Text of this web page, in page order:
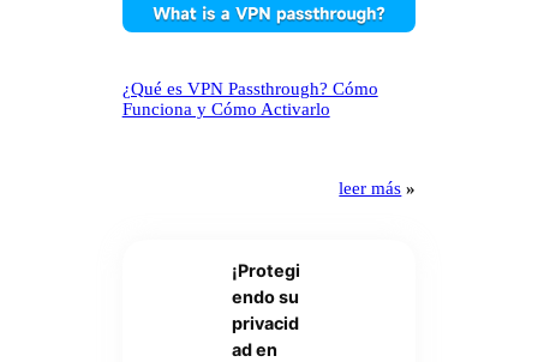
¿Qué es VPN Passthrough? Cómo
Funciona y Cómo Activarlo
leer más »
¡Protegi
endo su
privacid
ad en